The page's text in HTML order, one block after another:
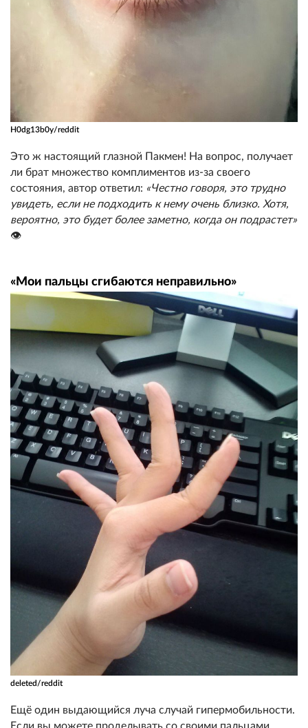
H0dg13b0y/reddit
Это ж настоящий глазной Пакмен! На вопрос, получает
ли брат множество комплиментов из-за своего
состояния, автор ответил: «Честно говоря, это трудно
увидеть, если не подходить к нему очень близко. Хотя,
вероятно, это будет более заметно, когда он подрастет»
👁️
«Мои пальцы сгибаются неправильно»
deleted/reddit
Ещё один выдающийся луча случай гипермобильности.